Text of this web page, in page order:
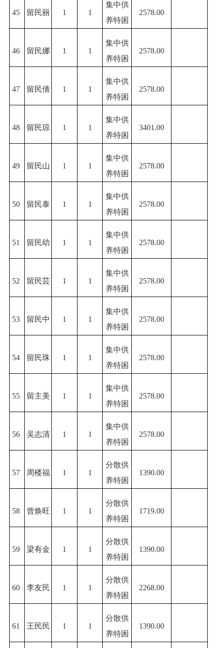
45 留民丽 1 1
集中供
养特困
2578.00
46 留民娜 1 1
集中供
养特困
2578.00
47 留民倩 1 1
集中供
养特困
2578.00
48 留民琼 1 1
集中供
养特困
3401.00
49 留民山 1 1
集中供
养特困
2578.00
50 留民泰 1 1
集中供
养特困
2578.00
51 留民幼 1 1
集中供
养特困
2578.00
52 留民芸 1 1
集中供
养特困
2578.00
53 留民中 1 1
集中供
养特困
2578.00
54 留民珠 1 1
集中供
养特困
2578.00
55 留主美 1 1
集中供
养特困
2578.00
56 吴志清 1 1
集中供
养特困
2578.00
57 周楼福 1 1
分散供
养特困
1390.00
58 曾焕旺 1 1
分散供
养特困
1719.00
59 梁有金 1 1
分散供
养特困
1390.00
60 李友民 1 1
分散供
养特困
2268.00
61 王民民 1 1
分散供
养特困
1390.00